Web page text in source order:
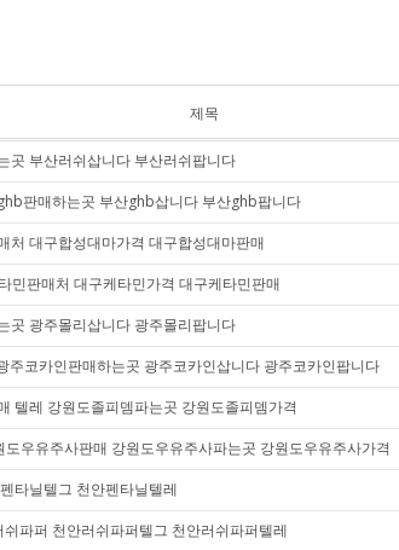
제목
곳 부산러쉬삽니다 부산러쉬팝니다
판매하는곳 부산ghb삽니다 부산ghb팝니다
처 대구합성대마가격 대구합성대마판매
민판매처 대구케타민가격 대구케타민판매
곳 광주몰리삽니다 광주몰리팝니다
주코카인판매하는곳 광주코카인삽니다 광주코카인팝니다
텔레 강원도졸피뎀파는곳 강원도졸피뎀가격
도우유주사판매 강원도우유주사파는곳 강원도우유주사가격
타닐텔그 천안펜타닐텔레
쉬파퍼 천안러쉬파퍼텔그 천안러쉬파퍼텔레